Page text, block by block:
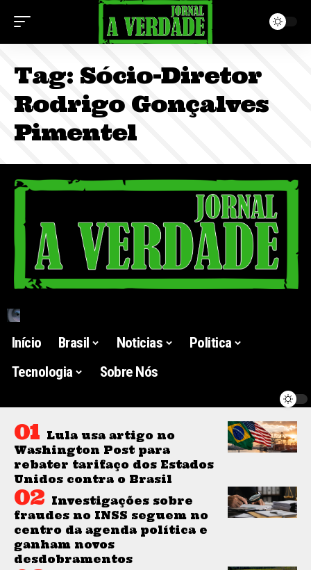
Tag: Sócio-Diretor
Rodrigo Gonçalves
Pimentel
Início Brasil Noticias
Politica
Tecnologia
Sobre Nós
Lula usa artigo no
Washington Post para
rebater tarifaço dos Estados
Unidos contra o Brasil
Investigações sobre
fraudes no INSS seguem no
centro da agenda política e
ganham novos
desdobramentos